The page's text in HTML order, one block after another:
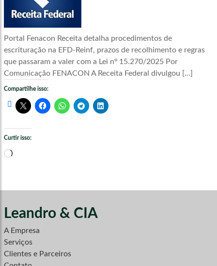
Portal Fenacon Receita detalha procedimentos de
escrituração na EFD-Reinf, prazos de recolhimento e regras
que passaram a valer com a Lei nº 15.270/2025 Por
Comunicação FENACON A Receita Federal divulgou […]
Compartilhe isso:
Curtir isso:
Carregando...
Leandro & CIA
A Empresa
Serviços
Clientes e Parceiros